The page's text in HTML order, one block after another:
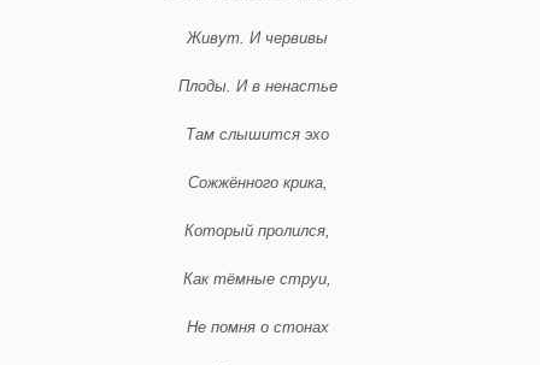
Живут. И червивы
Плоды. И в ненастье
Там слышится эхо
Сожжённого крика,
Который пролился,
Как тёмные струи,
Не помня о стонах